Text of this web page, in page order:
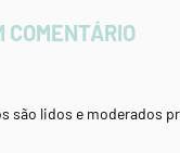
COMENTÁRIO
são lidos e moderados